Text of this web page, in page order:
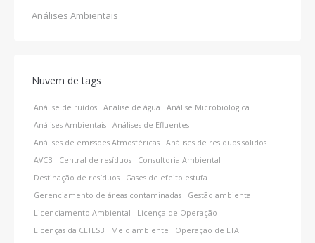
Análises Ambientais
Nuvem de tags
Análise de ruídos Análise de água
Análise Microbiológica
Análises Ambientais
Análises de Efluentes
Análises de emissões Atmosféricas
Análises de resíduos sólidos
AVCB
Central de resíduos
Consultoria Ambiental
Destinação de resíduos
Gases de efeito estufa
Gerenciamento de áreas contaminadas
Gestão ambiental
Licenciamento Ambiental
Licença de Operação
Licenças da CETESB
Meio ambiente
Operação de ETA